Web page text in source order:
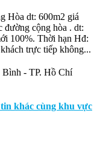
Hòa dt: 600m2 giá
đường cộng hòa . dt:
100%. Thời hạn Hđ:
trực tiếp không...
Bình - TP. Hồ Chí
khác cùng khu vực